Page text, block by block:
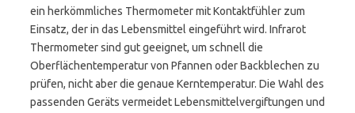
ein herkömmliches Thermometer mit Kontaktfühler zum
Einsatz, der in das Lebensmittel eingeführt wird. Infrarot
Thermometer sind gut geeignet, um schnell die
Oberflächentemperatur von Pfannen oder Backblechen zu
prüfen, nicht aber die genaue Kerntemperatur. Die Wahl des
passenden Geräts vermeidet Lebensmittelvergiftungen und